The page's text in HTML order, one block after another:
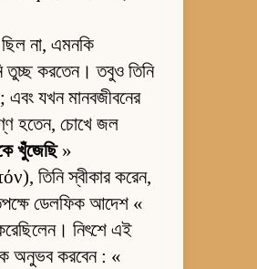
না, এমনকি
তুচ্ছ করতেন। তবুও তিনি
এবং যখন মানবজীবনের
হতেন, চোখে জল
খুঁজেছি»
তিনি স্বীকার করেন,
ডেলফিক আদেশ «
নিৎশে এই
অনুভব করবেন : «